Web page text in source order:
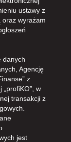
ustawy z
oraz wyrażam
danych
Agencję
z
w
transakcji z
jest